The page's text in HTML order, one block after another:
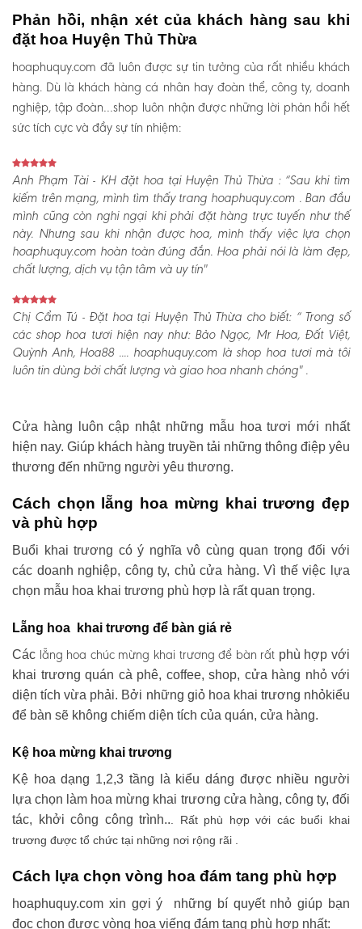
Phản hồi, nhận xét của khách hàng sau khi
đặt hoa Huyện Thủ Thừa
hoaphuquy.com đã luôn được sự tin tưởng của rất nhiều khách
hàng. Dù là khách hàng cá nhân hay đoàn thể, công ty, doanh
nghiệp, tập đoàn…shop luôn nhận được những lời phản hồi hết
sức tích cực và đầy sự tín nhiệm:
Anh Phạm Tài - KH đặt hoa tại Huyện Thủ Thừa :“Sau khi tìm
kiếm trên mạng, mình tìm thấy trang hoaphuquy.com . Ban đầu
mình cũng còn nghi ngại khi phải đặt hàng trực tuyến như thế
này. Nhưng sau khi nhận được hoa, mình thấy việc lựa chọn
hoaphuquy.com hoàn toàn đúng đắn. Hoa phải nói là làm đẹp,
chất lượng, dịch vụ tận tâm và uy tín"
Chị Cẩm Tú - Đặt hoa tại Huyện Thủ Thừa cho biết:“ Trong số
các shop hoa tươi hiện nay như: Bảo Ngọc, Mr Hoa, Đất Việt,
Quỳnh Anh, Hoa88 .... hoaphuquy.com là shop hoa tươi mà tôi
luôn tin dùng bởi chất lượng và giao hoa nhanh chóng" .
Cửa hàng luôn cập nhật những mẫu hoa tươi mới nhất
hiện nay. Giúp khách hàng truyền tải những thông điệp yêu
thương đến những người yêu thương.
Cách chọn lẵng hoa mừng khai trương đẹp
và phù hợp
Buổi khai trương có ý nghĩa vô cùng quan trọng đối với
các doanh nghiệp, công ty, chủ cửa hàng. Vì thế việc lựa
chọn mẫu hoa khai trương phù hợp là rất quan trọng.
Lẵng hoa khai trương để bàn giá rẻ
Các lẵng hoa chúc mừng khai trương để bàn rất phù hợp với
khai trương quán cà phê, coffee, shop, cửa hàng nhỏ với
diện tích vừa phải. Bởi những giỏ hoa khai trương nhỏkiểu
để bàn sẽ không chiếm diện tích của quán, cửa hàng.
Kệ hoa mừng khai trương
Kệ hoa dạng 1,2,3 tầng là kiểu dáng được nhiều người
lựa chọn làm hoa mừng khai trương cửa hàng, công ty, đối
tác, khởi công công trình.. . Rất phù hợp với các buổi khai
trương được tổ chức tại những nơi rộng rãi .
Cách lựa chọn vòng hoa đám tang phù hợp
hoaphuquy.com xin gợi ý những bí quyết nhỏ giúp bạn
đọc chọn được vòng hoa viếng đám tang phù hợp nhất: